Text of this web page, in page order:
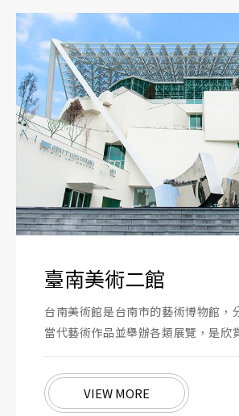
臺南美術二館
台南美術館是台南市的藝術博物館，
當代藝術作品並舉辦各類展覽，是欣
VIEW MORE